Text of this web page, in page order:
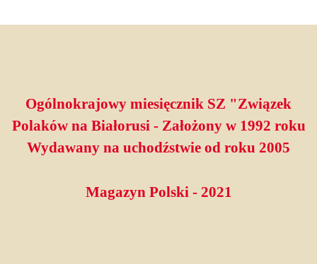
Ogólnokrajowy miesięcznik SZ "Związek
Polaków na Białorusi - Założony w 1992 roku
Wydawany na uchodźstwie od roku 2005
Magazyn Polski - 2021